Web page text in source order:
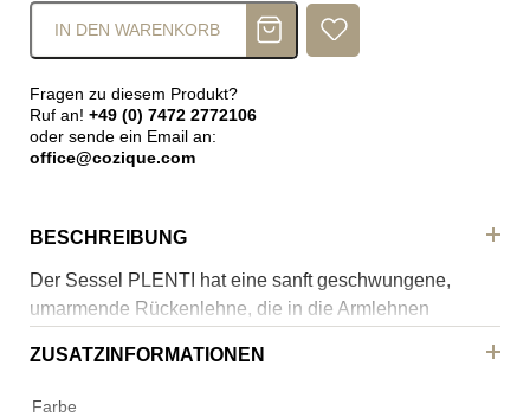
IN DEN WARENKORB
Fragen zu diesem Produkt?
Ruf an! +49 (0) 7472 2772106
oder sende ein Email an:
office@cozique.com
BESCHREIBUNG
Der Sessel PLENTI hat eine sanft geschwungene,
umarmende Rückenlehne, die in die Armlehnen
schlanken Beinen getragen und wirkt insgesamt leicht.
ZUSATZINFORMATIONEN
Farbe